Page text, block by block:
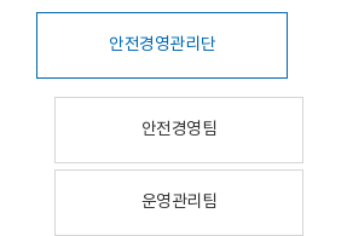
안전경영관리단
안전경영팀
운영관리팀